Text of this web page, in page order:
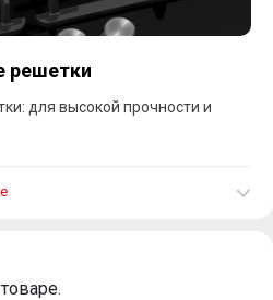
решетки
для высокой прочности и